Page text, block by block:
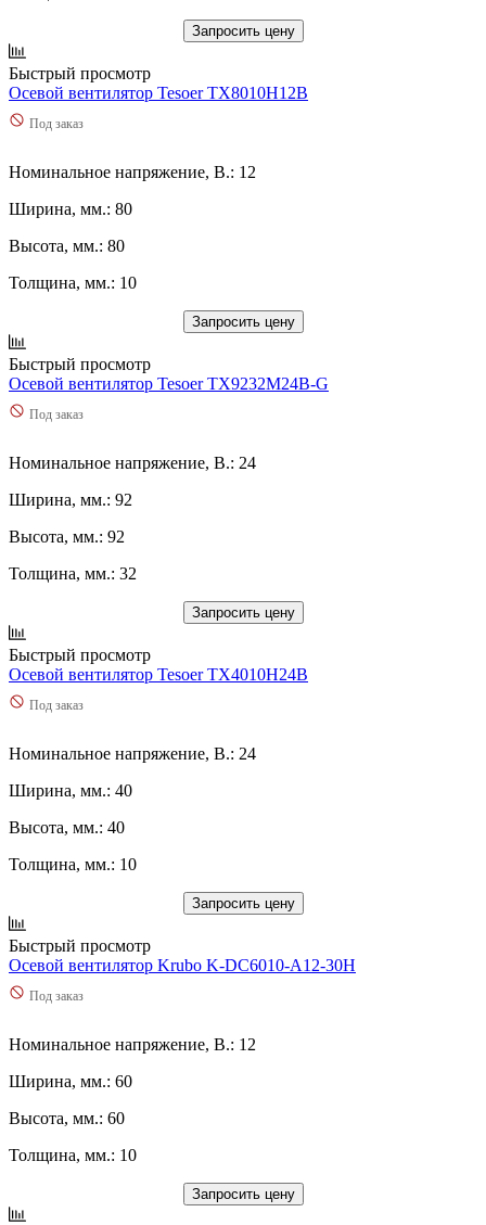
Запросить цену
Быстрый просмотр
Осевой вентилятор Tesoer TX8010H12B
Под заказ
Номинальное напряжение, В.: 12
Ширина, мм.: 80
Высота, мм.: 80
Толщина, мм.: 10
Запросить цену
Быстрый просмотр
Осевой вентилятор Tesoer TX9232M24B-G
Под заказ
Номинальное напряжение, В.: 24
Ширина, мм.: 92
Высота, мм.: 92
Толщина, мм.: 32
Запросить цену
Быстрый просмотр
Осевой вентилятор Tesoer TX4010H24B
Под заказ
Номинальное напряжение, В.: 24
Ширина, мм.: 40
Высота, мм.: 40
Толщина, мм.: 10
Запросить цену
Быстрый просмотр
Осевой вентилятор Krubo K-DC6010-A12-30H
Под заказ
Номинальное напряжение, В.: 12
Ширина, мм.: 60
Высота, мм.: 60
Толщина, мм.: 10
Запросить цену